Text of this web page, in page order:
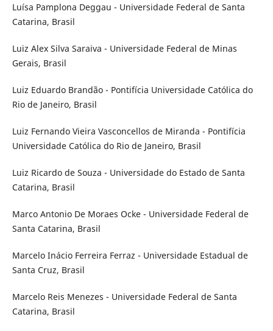
Luísa Pamplona Deggau - Universidade Federal de Santa
Catarina, Brasil
Luiz Alex Silva Saraiva - Universidade Federal de Minas
Gerais, Brasil
Luiz Eduardo Brandão - Pontifícia Universidade Católica do
Rio de Janeiro, Brasil
Luiz Fernando Vieira Vasconcellos de Miranda - Pontifícia
Universidade Católica do Rio de Janeiro, Brasil
Luiz Ricardo de Souza - Universidade do Estado de Santa
Catarina, Brasil
Marco Antonio De Moraes Ocke - Universidade Federal de
Santa Catarina, Brasil
Marcelo Inácio Ferreira Ferraz - Universidade Estadual de
Santa Cruz, Brasil
Marcelo Reis Menezes - Universidade Federal de Santa
Catarina, Brasil